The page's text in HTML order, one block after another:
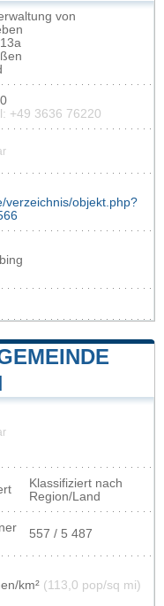
von
+49 3636 76220
verzeichnis/objekt.php?
Klassifiziert nach
Region/Land
557 / 5 487
km² (113,0 pop/sq mi)